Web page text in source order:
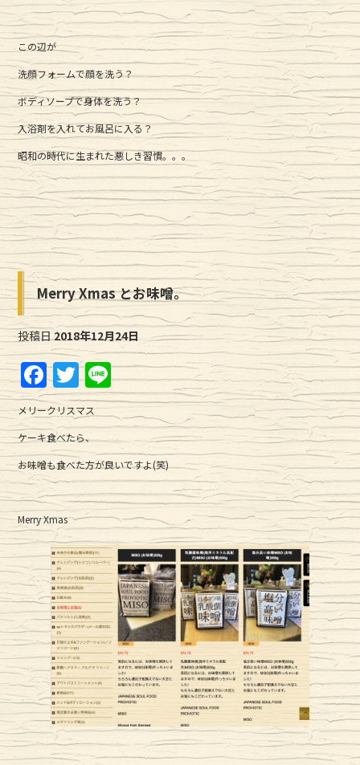
この辺が
洗顔フォームで顔を洗う？
ボディソープで身体を洗う？
入浴剤を入れてお風呂に入る？
昭和の時代に生まれた悪しき習慣。。。
Merry Xmas とお味噌。
投稿日2018年12月24日
F
a
c
e
b
o
o
k
T
w
it
te
r
Li
n
e
メリークリスマス
ケーキ食べたら、
お味噌も食べた方が良いですよ(笑)
Merry Xmas